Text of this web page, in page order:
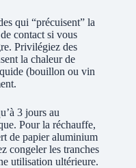
qui “précuisent” la
contact si vous
Privilégiez des
la chaleur de
(bouillon ou vin
3 jours au
Pour la réchauffe,
de papier aluminium
congeler les tranches
utilisation ultérieure.